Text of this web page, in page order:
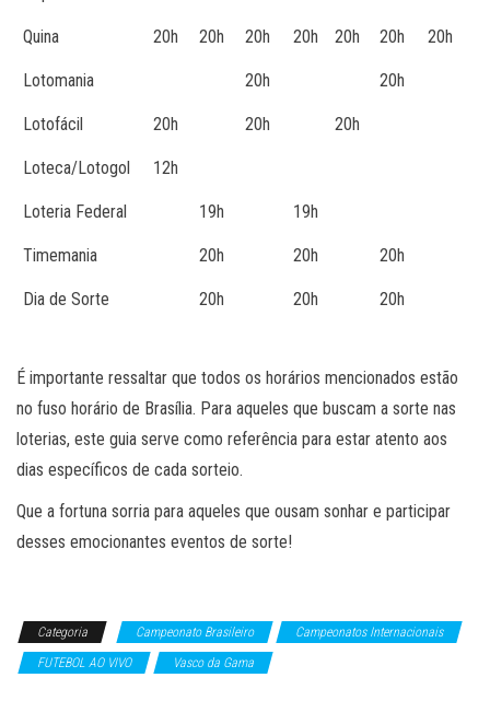
Quina 20h 20h 20h 20h 20h 20h 20h
Lotomania 20h 20h
Lotofácil 20h 20h 20h
Loteca/Lotogol 12h
Loteria Federal 19h 19h
Timemania 20h 20h 20h
Dia de Sorte 20h 20h 20h
É importante ressaltar que todos os horários mencionados estão
no fuso horário de Brasília. Para aqueles que buscam a sorte nas
loterias, este guia serve como referência para estar atento aos
dias específicos de cada sorteio.
Que a fortuna sorria para aqueles que ousam sonhar e participar
desses emocionantes eventos de sorte!
Categoria Campeonato Brasileiro
Campeonatos Internacionais
FUTEBOL AO VIVO
Vasco da Gama